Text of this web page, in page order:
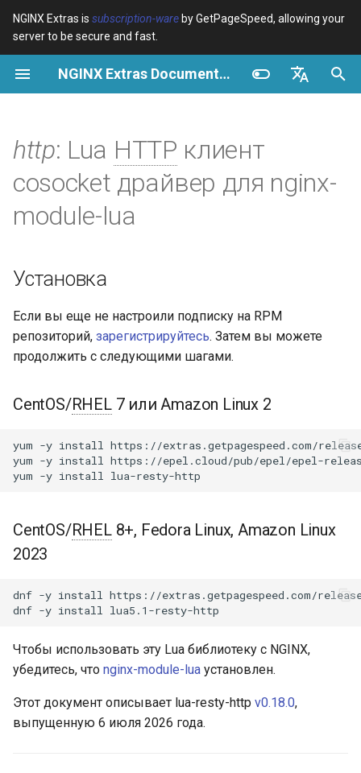
NGINX Extras is subscription-ware by GetPageSpeed, allowing your
server to be secure and fast.
NGINX Extras Documentation
Español
Português (Brasil)
Deutsch
И
н
ц
л
з
а
ц
я
о
к
device-type Variables
Examples
geoip2
Directives
Examples
pagespeed
abuse-guard
access-control
array-var
auth-pam
auth-radius
auth-totp
CentOS/RHEL 7 или
Amazon Linux 2
CentOS/RHEL 8+, Fedora
Linux, Amazon Linux 2023
Устаревшие
Потоковый запрос
res.body_reader
res:read_trailers
Утилиты
parse_uri
Cache
Производительность
Безопасность
RHEL/CentOS
NGINX-MOD - Улучшенный
NGINX с HTTP/3, HPACK и
проверками состояния для
Tengine Web Server -
и Rocky Linux
Модули NGINX для панели
пакеты
cPanel EA4 NGINX Модули -
Превратите ea-nginx в
мощный инструмент
Поддержка NGINX HTTP/3
RHEL и CentOS
Установка на RHEL, CentOS,
Rocky Linux и AlmaLinux
http: Lua HTTP клиент
cosocket драйвер для nginx-
module-lua
Установка
Если вы еще не настроили подписку на RPM
репозиторий, зарегистрируйтесь. Затем вы можете
продолжить с следующими шагами.
CentOS/RHEL7 или Amazon Linux 2
yum -y install
https://extras.getpagespeed.com/
yum -y install
https://epel.cloud/pub/epel/epel-
yum -y install
CentOS/RHEL8+, Fedora Linux, Amazon Linux
2023
dnf -y install
https://extras.getpagespeed.com/
dnf -y install
Чтобы использовать эту Lua библиотеку с NGINX,
убедитесь, что nginx-module-lua установлен.
Этот документ описывает lua-resty-http v0.18.0,
выпущенную 6 июля 2026 года.